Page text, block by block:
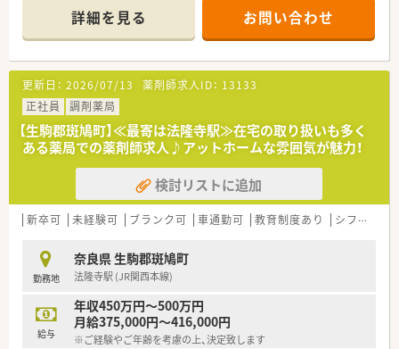
す。
■産休・育児休暇からの復帰実績も93％、小学1年まで時短制度
■研修制度も充実しております！調剤未経験者を対象にした研修
から管理薬剤師、マネージャー研修などそれぞれの段階に応じた
研修制度がございます！
■研修制度は様々なプランがあり、集合研修だけでなく任意で受
講可能な研修も幅広く用意されています
■店舗で活躍する従業員、社外で活躍する従業員、将来経営幹部
となる従業員など、薬剤師として様々な活躍ができるフィールド
を用意されています
■総合薬剤師・調剤薬剤師（土日休み・19時までの勤務）どちらか
の働き方を選択できます
■調剤併設型だけでなく「医療モール・クリニック併設店舗」「敷
地内薬局」「訪問調剤特化型店舗」など様々な店舗を運営してい
ます
■在宅医療にも積極的取り組んでおり「訪問調剤特化型店舗」を
50店舗以上、無菌調剤室は業界最多の51店舗設置しています
■「プラチナくるみん認定企業」「健康経営優良法人2023（大規模
法人部門）認定」等を取得し一人ひとりが働きやすい環境が整備
■充実した研修制度、人事制度、評価制度、キャリア支援制度等
があるのも特徴です
詳細を見る お問い合わせ
更新日： 2026/07/13 薬剤師求人ID： 13133
正社員
調剤薬局
【生駒郡斑鳩町】≪最寄は法隆寺駅≫在宅の取り扱いも多く
ある薬局での薬剤師求人♪アットホームな雰囲気が魅力！
検討リストに追加
新卒可 未経験可 ブランク可 車通勤可 教育制度あり シフト制
勤務地
奈良県 生駒郡斑鳩町
法隆寺駅 (JR関西本線)
給与
年収450万円～500万円
月給375,000円～416,000円
※ご経験やご年齢を考慮の上、決定致します